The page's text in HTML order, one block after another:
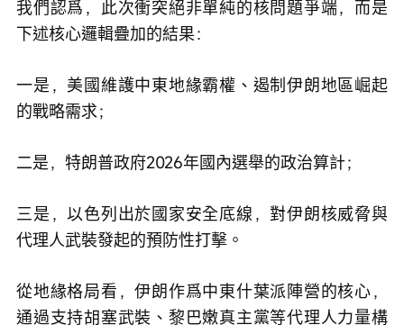
我們認爲，此次衝突絕非單純的核問題爭端，而是
下述核心邏輯疊加的結果：
一是，美國維護中東地緣霸權、遏制伊朗地區崛起
的戰略需求；
二是，特朗普政府2026年國內選舉的政治算計；
三是，以色列出於國家安全底線，對伊朗核威脅與
代理人武裝發起的預防性打擊。
從地緣格局看，伊朗作爲中東什葉派陣營的核心，
通過支持胡塞武裝、黎巴嫩真主黨等代理人力量構